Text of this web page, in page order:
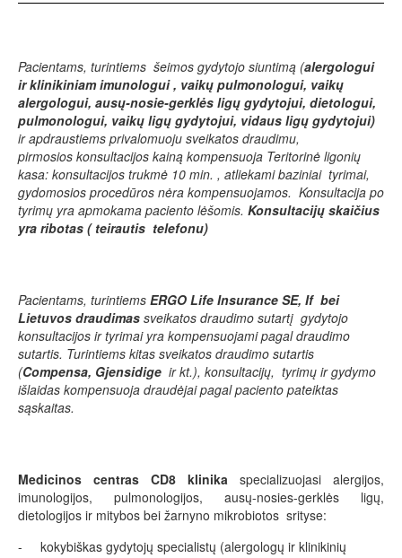
Pacientams, turintiems šeimos gydytojo siuntimą (alergologui
ir klinikiniam imunologui , vaikų pulmonologui, vaikų
alergologui, ausų-nosie-gerklės ligų gydytojui, dietologui,
pulmonologui, vaikų ligų gydytojui, vidaus ligų gydytojui)
ir apdraustiems privalomuoju sveikatos draudimu,
pirmosios konsultacijos kainą kompensuoja Teritorinė ligonių
kasa: konsultacijos trukmė 10 min. , atliekami baziniai tyrimai,
gydomosios procedūros nėra kompensuojamos. Konsultacija po
tyrimų yra apmokama paciento lėšomis. Konsultacijų skaičius
yra ribotas ( teirautis telefonu)
Pacientams, turintiems ERGO Life Insurance SE, If bei
Lietuvos draudimas sveikatos draudimo sutartį gydytojo
konsultacijos ir tyrimai yra kompensuojami pagal draudimo
sutartis. Turintiems kitas sveikatos draudimo sutartis
(Compensa, Gjensidige ir kt.), konsultacijų, tyrimų ir gydymo
išlaidas kompensuoja draudėjai pagal paciento pateiktas
sąskaitas.
Medicinos centras CD8 klinika specializuojasi alergijos,
imunologijos, pulmonologijos, ausų-nosies-gerklės ligų,
dietologijos ir mitybos bei žarnyno mikrobiotos srityse:
- kokybiškas gydytojų specialistų (alergologų ir klinikinių